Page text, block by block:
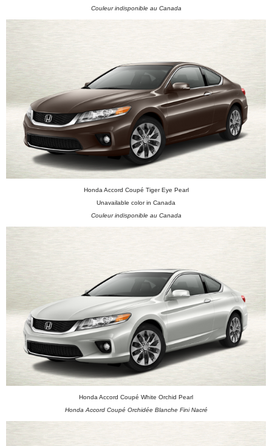
Couleur indisponible au Canada
Honda Accord Coupé Tiger Eye Pearl
Unavailable color in Canada
Couleur indisponible au Canada
Honda Accord Coupé White Orchid Pearl
Honda Accord Coupé Orchidée Blanche Fini Nacré